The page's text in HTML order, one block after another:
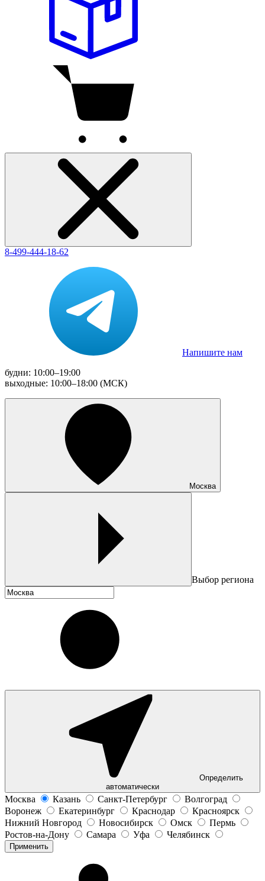
8-499-444-18-62
Напишите нам
будни: 10:00–19:00
выходные: 10:00–18:00 (МСК)
Москва
Выбор региона
Определить
автоматически
Москва Казань Санкт-Петербург
Волгоград
Воронеж
Екатеринбург Краснодар
Красноярск
Нижний Новгород
Новосибирск Омск
Пермь
Ростов-на-Дону
Самара Уфа Челябинск
Применить